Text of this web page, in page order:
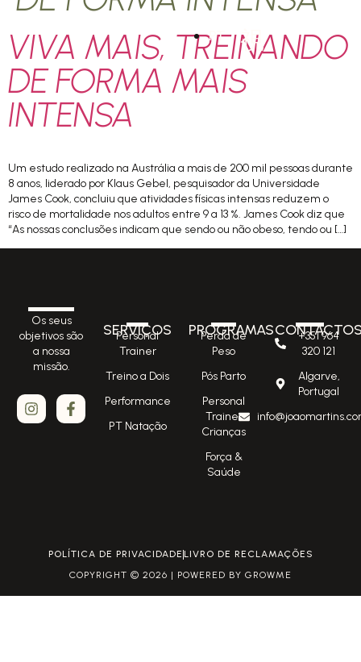
PT
VIVA MAIS, TREINANDO
DE FORMA MAIS
INTENSA
Um estudo realizado na Austrália a mais de 200 mil pessoas durante
8 anos, liderado por Klaus Gebel, pesquisador da Universidade
James Cook, concluiu que atividades físicas intensas reduzem o
risco de mortalidade nos adultos entre 9 a 13 %. James Cook diz que
“As nossas conclusões indicam que sendo ou não obeso, tendo ou […]
Os seus
objetivos são
a nossa
missão.
SERVIÇOS
Personal
Trainer
Treino a Dois
Performance
PT Natação
PROGRAMAS
Perda de
Peso
Pós Parto
Personal
Trainer
Crianças
Força &
Saúde
+351 964
320 121
Algarve,
Portugal
POLÍTICA DE PRIVACIDADE LIVRO DE RECLAMAÇÕES
COPYRIGHT © 2026 | POWERED BY GROWME